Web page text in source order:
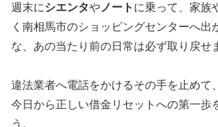
週末にシエンタや ノート に乗って、家族
く南相馬市のショッピングセンターへ出
な、あの当たり前の日常は必ず取り戻せ
違法業者へ電話をかけるその手を止めて
今日から正しい借金リセットへの第一歩
う。